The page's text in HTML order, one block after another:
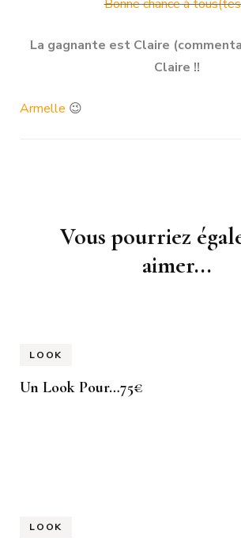
Bonne chance à
La gagnante est Claire
Claire !!
Armelle 😉
Navigation
Vous pourriez
aimer...
LOOK
Un Look Pour…75€
LOOK